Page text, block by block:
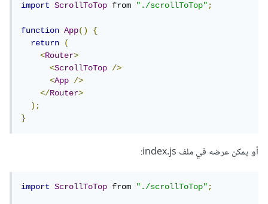
import ScrollToTop from "./scrollToTop";
function App()
{
return
(
<Router>
<ScrollToTop
/>
<App
/>
</Router>
);
}
أو يمكن عرضه في ملف index.js:
import ScrollToTop from "./scrollToTop";